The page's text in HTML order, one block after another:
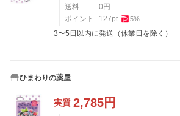
送料
0 円
ポイント
127pt 5%
3〜5日以内に発送（休業日を除く）
ひまわりの薬屋
実質 2,785円